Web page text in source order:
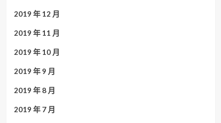
2019 年 12 月
2019 年 11 月
2019 年 10 月
2019 年 9 月
2019 年 8 月
2019 年 7 月